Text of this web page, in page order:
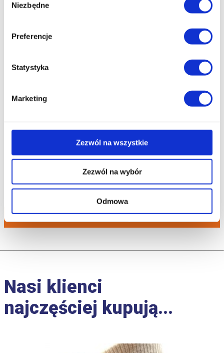
zgody
Niezbędne
Preferencje
Statystyka
Marketing
Zezwól na wszystkie
Zezwól na wybór
Odmowa
Polmar® Klapki Skórzane na Korku
299.99zł
Do koszyka
Nasi klienci
najczęściej kupują...